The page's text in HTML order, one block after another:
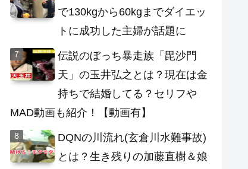
で130kgから60kgまでダイエッ
トに成功した主婦が話題に
伝説のぼっち暴走族「毘沙門
天」の玉井弘之とは？現在は金
持ちで結婚してる？セリフや
MAD動画も紹介！【動画有】
DQNの川流れ(玄倉川水難事故)
とは？生き残りの加藤直樹＆娘